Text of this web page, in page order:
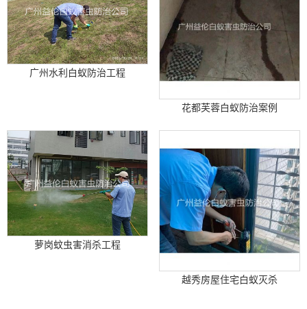
广州水利白蚁防治工程
花都芙蓉白蚁防治案例
萝岗蚊虫害消杀工程
越秀房屋住宅白蚁灭杀